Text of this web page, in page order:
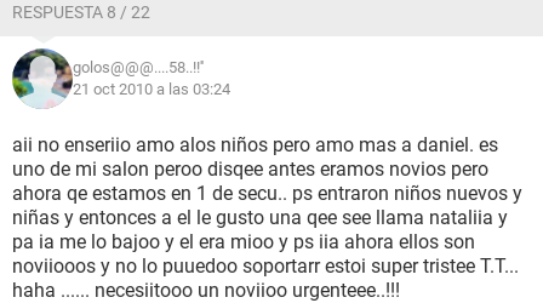
RESPUESTA 8 / 22
golos@@@....58..!!''
21 oct 2010 a las 03:24
aii no enseriio amo alos niños pero amo mas a daniel. es
uno de mi salon peroo disqee antes eramos novios pero
ahora qe estamos en 1 de secu.. ps entraron niños nuevos y
niñas y entonces a el le gusto una qee see llama nataliia y
pa ia me lo bajoo y el era mioo y ps iia ahora ellos son
noviiooos y no lo puuedoo soportarr estoi super tristee T.T...
haha ...... necesiitooo un noviioo urgenteee..!!!